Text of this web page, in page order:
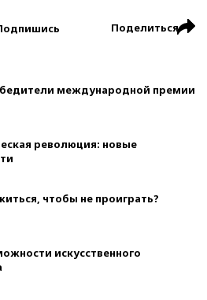
Поделиться
международной премии
революция: новые
чтобы не проиграть?
искусственного